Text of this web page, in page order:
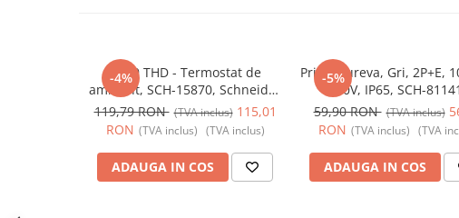
Prelungitoare, Stechere, Accesorii
Prize de difuzor
Prize internet
Prize multimedia
-4%
Acti9 THD - Termostat de
ambient, SCH-15870, Schneider
Electric - Schneider
119,79 RON (TVA inclus) 115,01
RON (TVA inclus) (TVA inclus)
ADAUGA IN COS
-5%
Priza Mureva, Gri, 2P+E,
250V, IP65, SCH-
Schneider Electric -
59,90 RON (TVA inclus)
RON (TVA inclus) (TVA
ADAUGA IN COS